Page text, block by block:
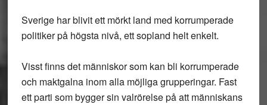
Sverige har blivit ett mörkt land med korrumperade
politiker på högsta nivå, ett sopland helt enkelt.
Visst finns det människor som kan bli korrumperade
och maktgalna inom alla möjliga grupperingar. Fast
ett parti som bygger sin valrörelse på att människans